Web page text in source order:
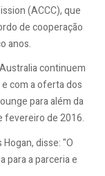
(ACCC), que
de cooperação
anos.
continuem
com a oferta dos
para além da
fevereiro de 2016.
disse: "O
para a parceria e